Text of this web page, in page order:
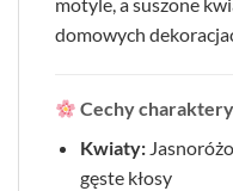
domowych
Cechy
Kwiaty:
gęste kłosy